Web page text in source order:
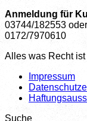
Anmeldung für
03744/182553 oder
0172/7970610
Alles was Recht ist
Impressum
Suche